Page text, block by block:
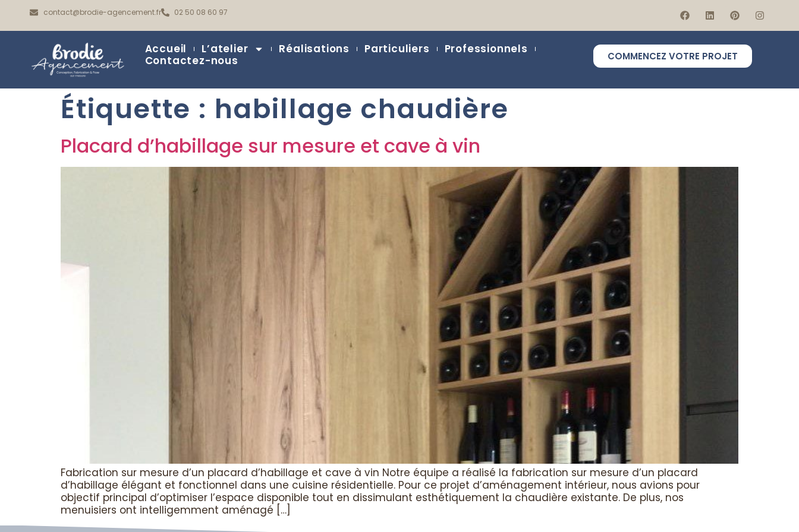
contact@brodie-agencement.fr 02 50 08 60 97
Accueil L’atelier Réalisations Particuliers
Professionnels
Contactez-nous
COMMENCEZ VOTRE PROJET
Étiquette : habillage chaudière
Placard d’habillage sur mesure et cave à vin
Fabrication sur mesure d’un placard d’habillage et cave à vin Notre équipe a réalisé la fabrication sur mesure d’un placard
d’habillage élégant et fonctionnel dans une cuisine résidentielle. Pour ce projet d’aménagement intérieur, nous avions pour
objectif principal d’optimiser l’espace disponible tout en dissimulant esthétiquement la chaudière existante. De plus, nos
menuisiers ont intelligemment aménagé […]